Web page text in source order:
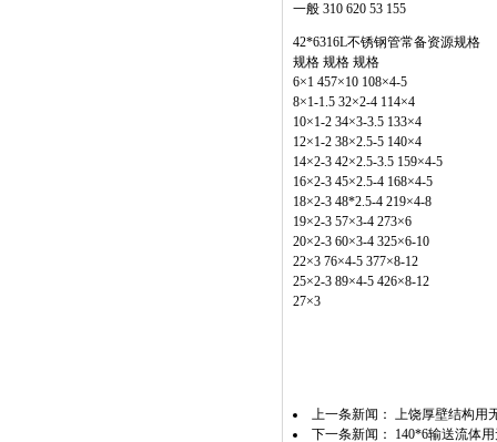
一般 310 620 53 155
42*6316L不锈钢管常备资源规格
规格 规格 规格
6×1 457×10 108×4-5
8×1-1.5 32×2-4 114×4
10×1-2 34×3-3.5 133×4
12×1-2 38×2.5-5 140×4
14×2-3 42×2.5-3.5 159×4-5
16×2-3 45×2.5-4 168×4-5
18×2-3 48*2.5-4 219×4-8
19×2-3 57×3-4 273×6
20×2-3 60×3-4 325×6-10
22×3 76×4-5 377×8-12
25×2-3 89×4-5 426×8-12
27×3
上一条新闻： 上饶厚壁结构用
下一条新闻：
140*6输送流体